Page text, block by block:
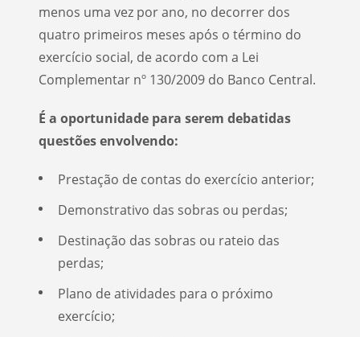
menos uma vez por ano, no decorrer dos
quatro primeiros meses após o término do
exercício social, de acordo com a Lei
Complementar nº 130/2009 do Banco Central.
É a oportunidade para serem debatidas
questões envolvendo:
Prestação de contas do exercício anterior;
Demonstrativo das sobras ou perdas;
Destinação das sobras ou rateio das
perdas;
Plano de atividades para o próximo
exercício;